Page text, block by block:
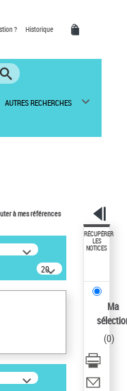
? Historique
AUTRES RECHERCHES
à mes références
20
résultats/page
RÉCUPÉRER
LES
NOTICES
Ma
(0)